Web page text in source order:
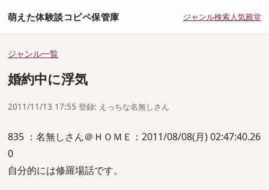
萌えた体験談コピペ保管庫 ジャンル検索人気殿堂
ジャンル一覧
婚約中に浮気
2011/11/13 17:55 登録: えっちな名無しさん
835 ：名無しさん＠ＨＯＭＥ：2011/08/08(月) 02:47:40.26
0
自分的には修羅場話です。